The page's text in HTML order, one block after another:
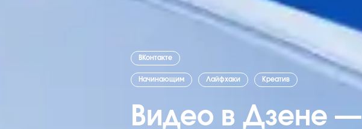
ВКонтакте
Начинающим Лайфхаки Креатив
Видео в Дзене —